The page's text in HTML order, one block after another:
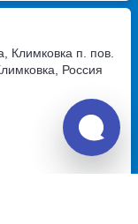
Климковка п. пов.
Россия